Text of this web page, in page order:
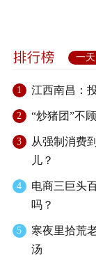
一天
1 江西南昌：
2 “炒猪团”不
3
从强制消费
儿？
4
电商三巨头
吗？
5
寒夜里拾荒
汤